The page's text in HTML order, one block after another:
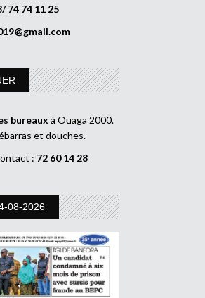
74 74 11 25
bureaux à Ouaga 2000.
et douches.
: 72 60 14 28
08-2026